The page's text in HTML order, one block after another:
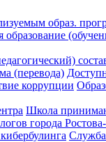
образ.
образование
(перевода)
коррупции
Школа
города